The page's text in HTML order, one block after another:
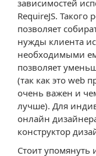
зависимостей
RequireJS. Такого
позволяет
нужды клиента
необходимыми
позволяет
(так как это web
очень важен и
лучше). Для
онлайн
конструктор
Стоит упомянуть